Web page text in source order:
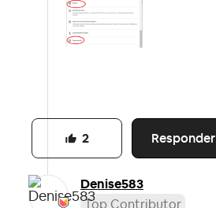
Responder
2
Denise583
Top Contributor